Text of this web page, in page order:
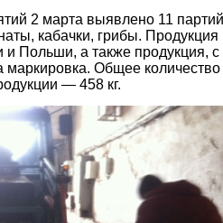
2 марта выявлено 11 партий
кабачки, грибы. Продукция
и Польши, а также продукция, с
маркировка. Общее количество
— 458 кг.